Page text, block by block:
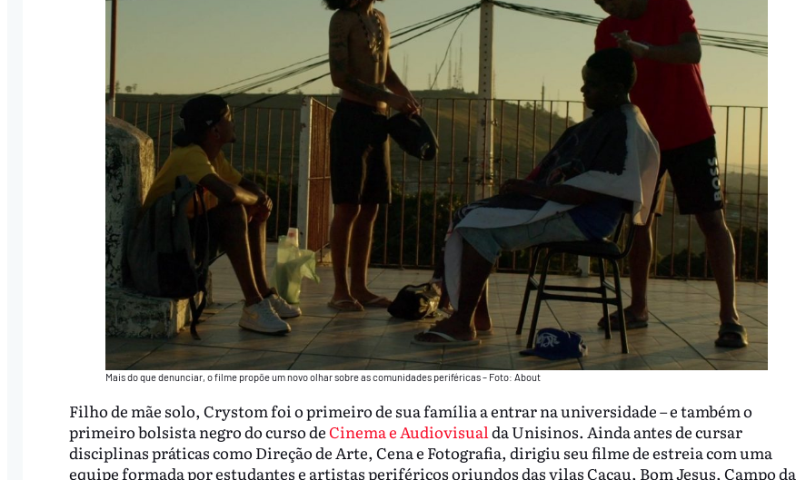
Mais do que denunciar, o filme propõe um novo olhar sobre as comunidades periféricas – Foto: About
Filho de mãe solo, Crystom foi o primeiro de sua família a entrar na universidade – e também o
primeiro bolsista negro do curso deCinema e Audiovisual da Unisinos. Ainda antes de cursar
disciplinas práticas como Direção de Arte, Cena e Fotografia, dirigiu seu filme de estreia com uma
equipe formada por estudantes e artistas periféricos oriundos das vilas Cacau, Bom Jesus, Campo da